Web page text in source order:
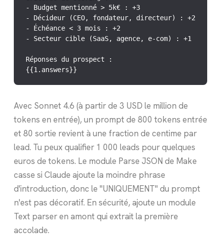
- Budget mentionné > 5k€ : +3
- Décideur (CEO, fondateur, directeur) : +2
- Échéance < 3 mois : +2
- Secteur cible (SaaS, agence, e-com) : +1
Réponses du prospect :
{{1.answers}}
Avec Sonnet 4.6 (à partir de 3 USD le million de
tokens en entrée), un prompt de 800 tokens entrée
et 80 sortie revient à une fraction de centime par
lead. Tu peux qualifier 1 000 leads pour quelques
euros de tokens. Le module Parse JSON de Make
casse si Claude ajoute la moindre phrase
d'introduction, donc le "UNIQUEMENT" du prompt
n'est pas décoratif. En sécurité, ajoute un module
Text parser en amont qui extrait la première
accolade.